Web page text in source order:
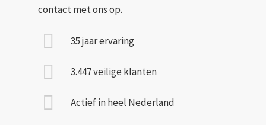
contact met ons op.
35 jaar ervaring
3.447 veilige klanten
Actief in heel Nederland